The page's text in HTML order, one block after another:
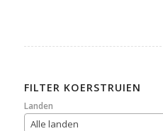
FILTER KOERSTRUIEN
Landen
Alle landen